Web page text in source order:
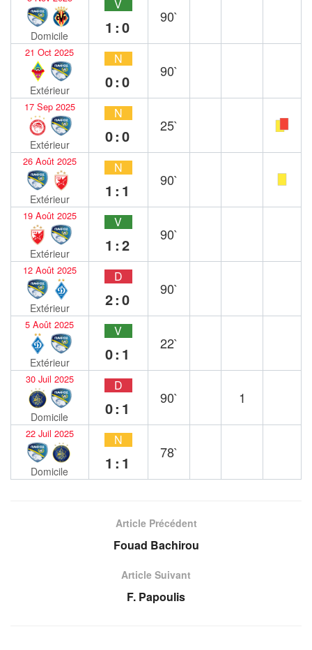
Domicile
V
1:0
90`
21 Oct 2025
Extérieur
N
0:0
90`
17 Sep 2025
Extérieur
N
0:0
25`
26 Août 2025
Extérieur
N
1:1
90`
19 Août 2025
Extérieur
V
1:2
90`
12 Août 2025
Extérieur
D
2:0
90`
5 Août 2025
Extérieur
V
0:1
22`
30 Juil 2025
Domicile
D
0:1
90` 1
22 Juil 2025
Domicile
N
1:1
78`
Article Précédent
Fouad Bachirou
Article Suivant
F. Papoulis